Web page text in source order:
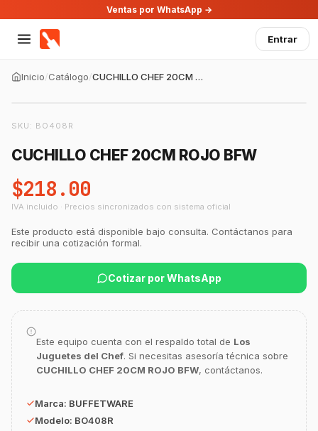
Ventas por WhatsApp →
Entrar
Inicio/Catálogo/ CUCHILLO CHEF 20CM ROJO BFW
SKU: BO408R
CUCHILLO CHEF 20CM ROJO BFW
$218.00
IVA incluido · Precios sincronizados con sistema oficial
Este producto está disponible bajo consulta. Contáctanos para
recibir una cotización formal.
Cotizar por WhatsApp
Este equipo cuenta con el respaldo total de Los
Juguetes del Chef. Si necesitas asesoría técnica sobre
CUCHILLO CHEF 20CM ROJO BFW, contáctanos.
Marca: BUFFETWARE
Modelo: BO408R
Asesor Chef Online
¡Hola Chef! 🍳 Soy GastroBot, tu asesor
¿En qué te puedo apoyar hoy con tu
Buscar estufas industriales
Ver uniformes y filipinas
Ver sucursales y contacto